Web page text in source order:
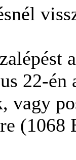
22-én
vagy
(1068